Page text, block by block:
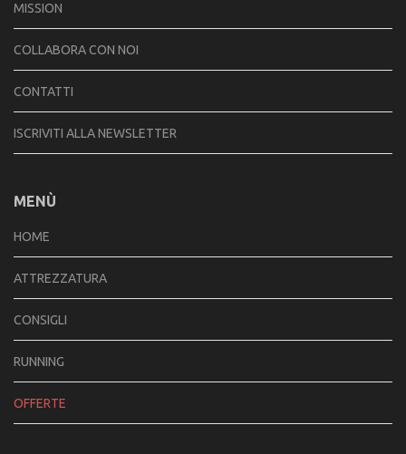
MISSION
COLLABORA CON NOI
CONTATTI
ISCRIVITI ALLA NEWSLETTER
MENÙ
HOME
ATTREZZATURA
CONSIGLI
RUNNING
OFFERTE